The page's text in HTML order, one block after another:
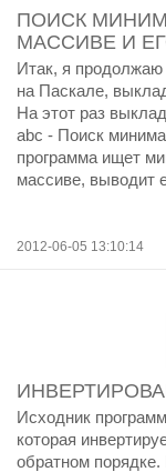
ПОИСК
МАССИВЕ И
Итак, я продолжаю
на Паскале,
На этот раз
abc - Поиск
программа ищет
массиве, выводит
2012-06-05 13:10:14
Исходник
которая
обратном